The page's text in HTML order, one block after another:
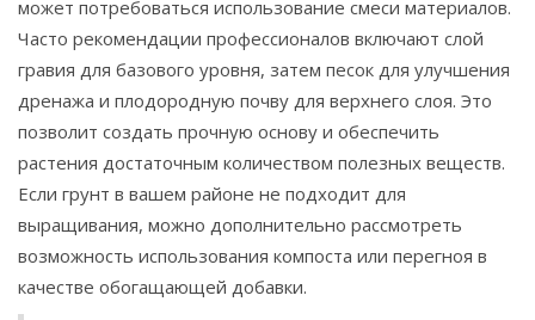
может потребоваться использование смеси материалов.
Часто рекомендации профессионалов включают слой
гравия для базового уровня, затем песок для улучшения
дренажа и плодородную почву для верхнего слоя. Это
позволит создать прочную основу и обеспечить
растения достаточным количеством полезных веществ.
Если грунт в вашем районе не подходит для
выращивания, можно дополнительно рассмотреть
возможность использования компоста или перегноя в
качестве обогащающей добавки.